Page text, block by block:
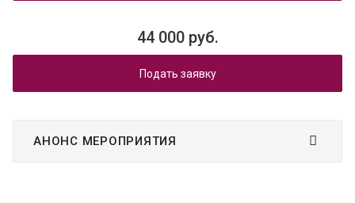
44 000 руб.
Подать заявку
АНОНС МЕРОПРИЯТИЯ